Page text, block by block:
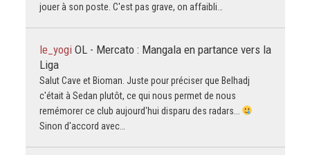
jouer à son poste. C'est pas grave, on affaibli…
le_yogi OL - Mercato : Mangala en partance vers la
Liga
Salut Cave et Bioman. Juste pour préciser que Belhadj
c'était à Sedan plutôt, ce qui nous permet de nous
remémorer ce club aujourd'hui disparu des radars...
Sinon d'accord avec…